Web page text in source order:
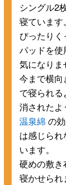
シングル2
寝ています。
ぴったり
パッドを
気になりま
今まで横
で寝られ
消されたよ
温泉綿 の
は感じら
います。
硬めの敷き
寝かせられ